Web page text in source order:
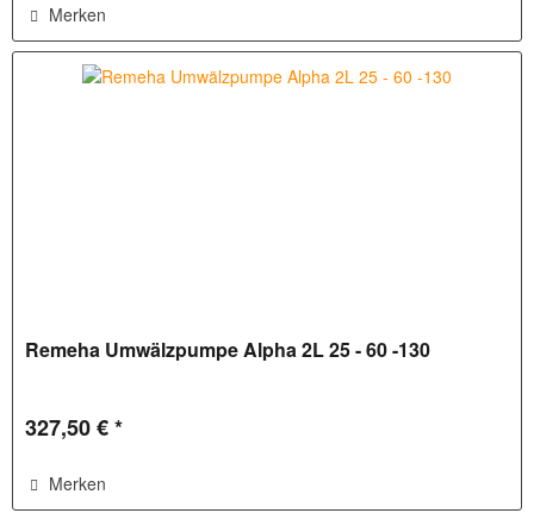
Merken
Remeha Umwälzpumpe Alpha 2L 25 - 60 -130
327,50 € *
Merken